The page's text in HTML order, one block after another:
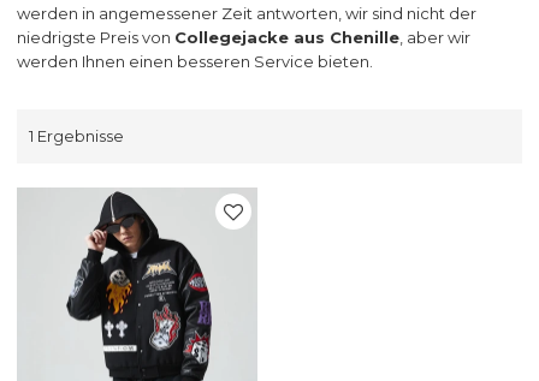
werden in angemessener Zeit antworten, wir sind nicht der
niedrigste Preis von Collegejacke aus Chenille , aber wir
werden Ihnen einen besseren Service bieten.
1 Ergebnisse